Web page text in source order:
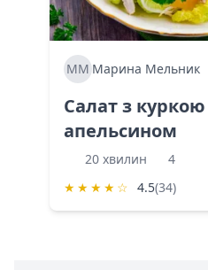
ММ Марина Мельник
Салат з куркою
апельсином
20 хвилин
4
★ ★ ★ ★ ☆ 4.5(34)